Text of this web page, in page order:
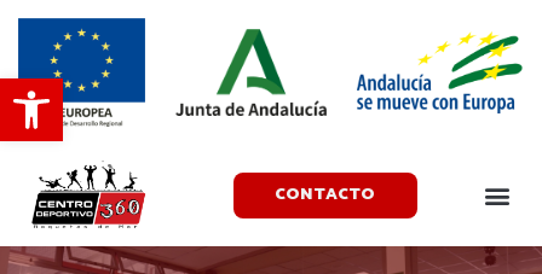
Abrir barra de herramientas
CONTACTO